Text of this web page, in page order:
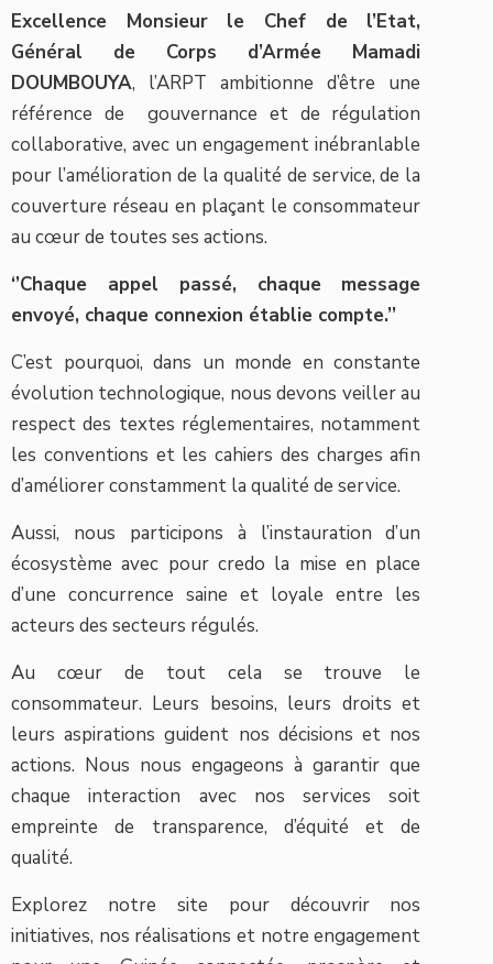
Excellence Monsieur le Chef de l’Etat,
Général de Corps d’Armée Mamadi
DOUMBOUYA, l’ARPT ambitionne d’être une
référence de gouvernance et de régulation
collaborative, avec un engagement inébranlable
pour l’amélioration de la qualité de service, de la
couverture réseau en plaçant le consommateur
au cœur de toutes ses actions.
‘’Chaque appel passé, chaque message
envoyé, chaque connexion établie compte.’’
C’est pourquoi, dans un monde en constante
évolution technologique, nous devons veiller au
respect des textes réglementaires, notamment
les conventions et les cahiers des charges afin
d’améliorer constamment la qualité de service.
Aussi, nous participons à l’instauration d’un
écosystème avec pour credo la mise en place
d’une concurrence saine et loyale entre les
acteurs des secteurs régulés.
Au cœur de tout cela se trouve le
consommateur. Leurs besoins, leurs droits et
leurs aspirations guident nos décisions et nos
actions. Nous nous engageons à garantir que
chaque interaction avec nos services soit
empreinte de transparence, d’équité et de
qualité.
Explorez notre site pour découvrir nos
initiatives, nos réalisations et notre engagement